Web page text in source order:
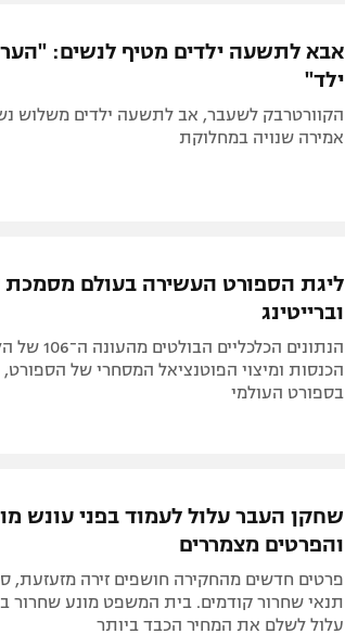
אבא לתשעה ילדים מטיף לנשים:
ילד"
הקוורטרבק לשעבר, אב לתשעה ילדים משלוש
אמירה שנויה במחלוקת
ליגת הספורט העשירה בעולם מסמכת
וברייטינג
הנתונים
בספורט העולמי
שחקן העבר עלול לעמוד בפני עונש
והפרטים מצמררים
פרטים חדשים מהחקירה חושפים זירה מזעזעת,
עלול לשלם את המחיר הכבד ביותר